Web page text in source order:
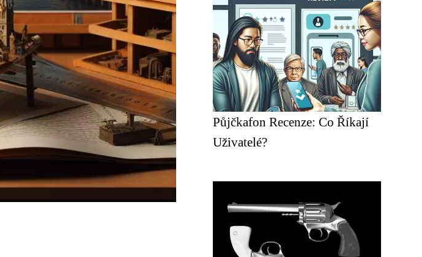
Půjčkafon Recenze: Co Říkají
Uživatelé?